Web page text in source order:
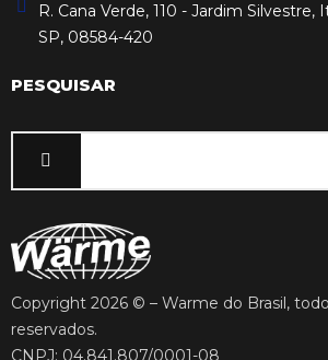
R. Cana Verde, 110 - Jardim
SP, 08584-420
PESQUISAR
Copyright 2026 © – Warme do Brasil,
reservados.
CNPJ: 04.841.807/0001-08